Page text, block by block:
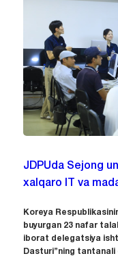
JDPUda Sejong
xalqaro IT va
Koreya
buyurgan 23 nafar
iborat delegatsiya
Dasturi”ning tantanali